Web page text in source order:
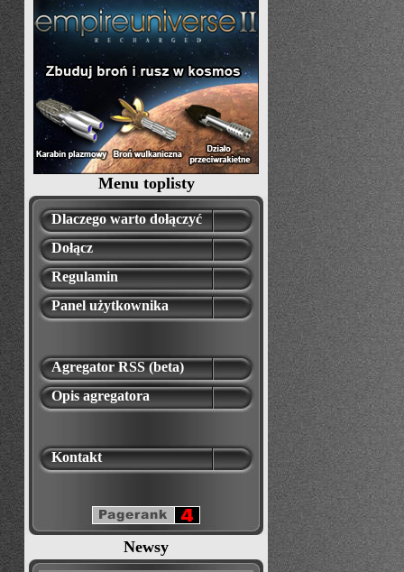
Menu toplisty
Dlaczego warto dołączyć
Dołącz
Regulamin
Panel użytkownika
Agregator RSS (beta)
Opis agregatora
Kontakt
Newsy